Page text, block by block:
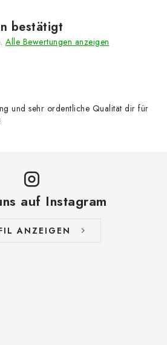
bestätigt
Alle Bewertungen anzeigen
und sehr ordentliche Qualität dir für
auf Instagram
ANZEIGEN